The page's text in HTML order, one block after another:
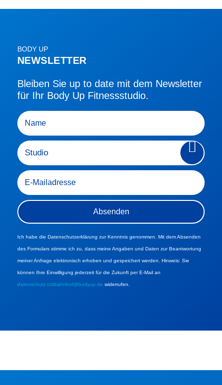
BODY UP
NEWSLETTER
Bleiben Sie up to date mit dem Newsletter
für Ihr Body Up Fitnessstudio.
Ich habe die Datenschutzerklärung zur Kenntnis genommen. Mit dem Absenden
des Formulars stimme ich zu, dass meine Angaben und Daten zur Beantwortung
meiner Anfrage elektronisch erhoben und gespeichert werden. Hinweis: Sie
können Ihre Einwilligung jederzeit für die Zukunft per E-Mail an
datenschutz.ostbahnhof@bodyup.de widerrufen.